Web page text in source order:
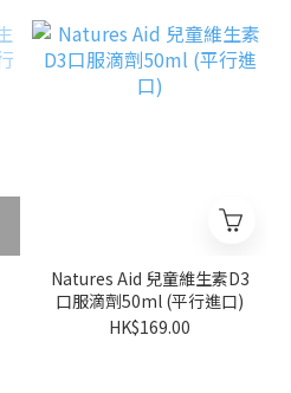
Natures Aid 兒童維生素D3
口服滴劑50ml (平行進口)
HK$169.00